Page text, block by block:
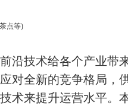
点等)
沿技术给各个产业带
对全新的竞争格局，
术来提升运营水平。